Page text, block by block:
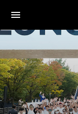
전체